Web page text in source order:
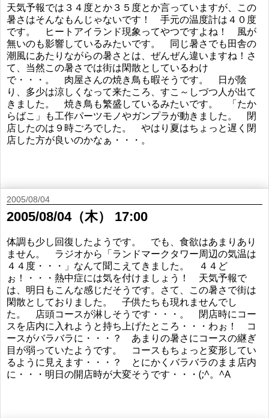
天気予報では３４度とか３５度とか言っていますが、この
暑さはそんなもんじゃないです！ 手元の温度計は４０度
です。 ヒートアイランド現象ってやつですよね！ 風が
無いのも影響しているみたいです。 同じ暑さでも田舎の
潮風にあたりながらの暑さとは、ぜんぜん違いますね！さ
て、当然この暑さでは街は閑散としているわけ
で・・・。 肉屋さんの焼き鳥も暇そうです。 日が陰
り、多少は涼しくなって来たころ、すこ～しづつ人が出て
きました。 焼き鳥も繁盛しているみたいです。 「たか
らばこ」も工作パーツモノやガンプラが動きました。 閉
店したのは９時ごろでした。 やはり夏はちょっと遅く閉
店した方が良いのかなぁ・・・。
2005/08/04
2005/08/04（木） 17:00
体調も少し回復したようです。 でも、食欲はあまりあり
ません。 ラジオから「ランドマークタワー周辺の気温は
４４度・・・」なんて聞こえてきました。 ４４ど
ぉ！・・・熱中症には気を付けましょう！ 天気予報で
は、明日もこんな感じだそうです。さて、この暑さで街は
閑散としておりました。 子供たちも現れませんでし
た。 店頭コースが淋しそうです・・・。 閉店時にコー
スを店内に入れようと持ち上げたところ・・・わぉ！ コ
ースがバラバラに・・・？ あまりの暑さにコースの継ぎ
目が弱っていたようです。 コースもちょっと変形してい
るように見えます・・・？ とにかくバラバラのまま店内
に・・・明日の開店時が大変そうです・・・(;^。^A